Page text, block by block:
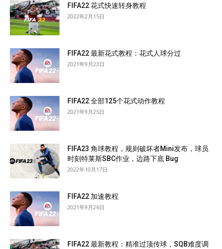
FIFA22 花式快速转身教程
2022年2月15日
FIFA22 最新花式教程：花式人球分过
2021年9月23日
FIFA22 全部125个花式动作教程
2021年9月25日
FIFA23 角球教程，规则破坏者Mini发布，球员
时刻特莱斯SBC作业，边路下底 Bug
2022年10月17日
FIFA22 加速教程
2021年9月26日
FIFA22 最新教程：精准过顶传球，SQB难度调